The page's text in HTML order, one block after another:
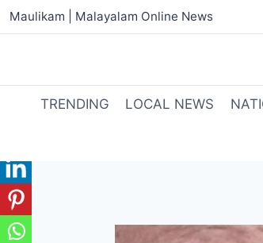
Maulikam | Malayalam Online News
TRENDING LOCAL NEWS